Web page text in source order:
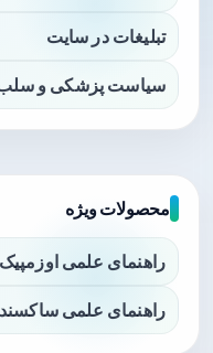
تبلیغات در سایت
سیاست پزشکی و
محصولات ویژه
راهنمای علمی اوزمپیک
راهنمای علمی